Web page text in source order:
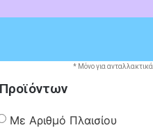
* Μόνο για ανταλλακτικά
Με Αριθμό Πλαισίου